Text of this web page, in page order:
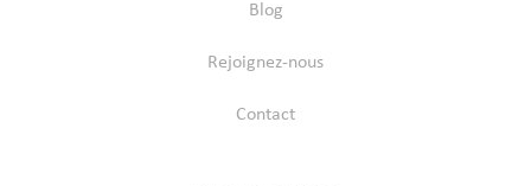
Blog
Rejoignez-nous
Contact